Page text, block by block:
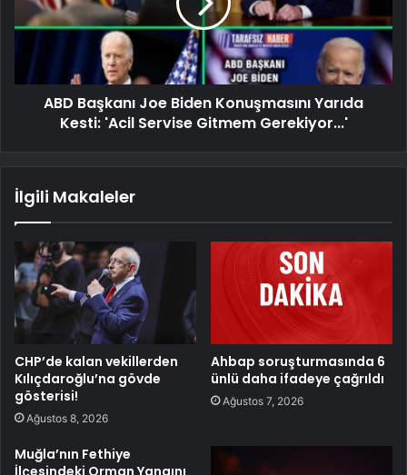
ABD Başkanı Joe Biden Konuşmasını Yarıda
Kesti: 'Acil Servise Gitmem Gerekiyor...'
İlgili Makaleler
CHP’de kalan vekillerden
Kılıçdaroğlu’na gövde
gösterisi!
Ağustos 8, 2026
Ahbap soruşturmasında 6
ünlü daha ifadeye çağrıldı
Ağustos 7, 2026
Muğla’nın Fethiye
İlçesindeki Orman Yangını